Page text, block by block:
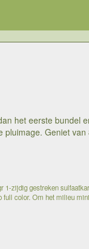
het eerste bundel
pluimage. Geniet
1-zijdig gestreken
color. Om het milieu